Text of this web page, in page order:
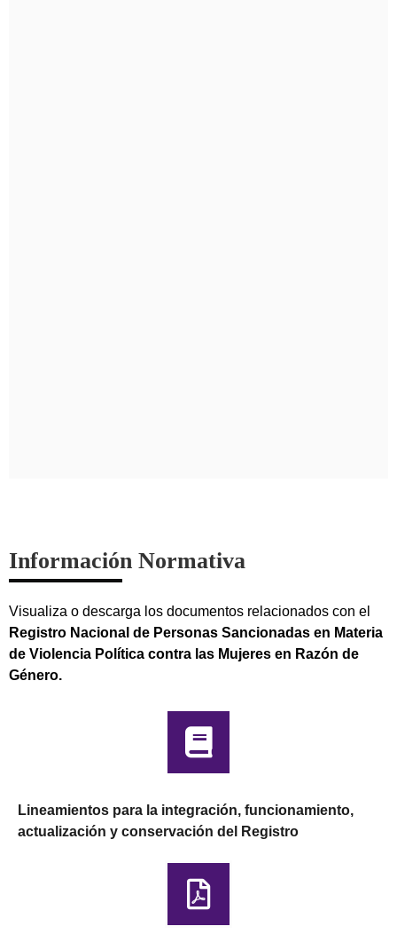
Información Normativa
Visualiza o descarga los documentos relacionados con el
Registro Nacional de Personas Sancionadas en Materia
de Violencia Política contra las Mujeres en Razón de
Género.
Lineamientos para la integración, funcionamiento,
actualización y conservación del Registro